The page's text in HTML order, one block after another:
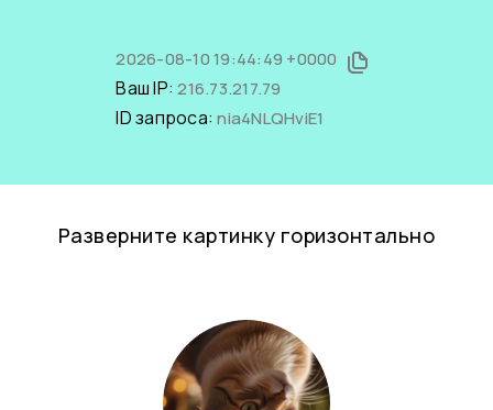
2026-08-10 19:44:49 +0000
Ваш IP:216.73.217.79
ID запроса:nia4NLQHviE1
Разверните картинку горизонтально